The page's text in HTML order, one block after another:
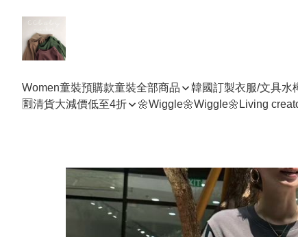
Women童裝預購款童裝全部商品 韓國訂製衣服/文具水
🈹清貨大減價低至4折
🌼Wiggle🌼Wiggle🌼 Living